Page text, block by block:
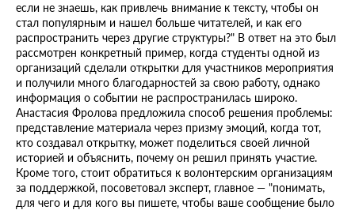
если не знаешь, как привлечь внимание к тексту, чтобы он
стал популярным и нашел больше читателей, и как его
распространить через другие структуры?" В ответ на это был
рассмотрен конкретный пример, когда студенты одной из
организаций сделали открытки для участников мероприятия
и получили много благодарностей за свою работу, однако
информация о событии не распространилась широко.
Анастасия Фролова предложила способ решения проблемы:
представление материала через призму эмоций, когда тот,
кто создавал открытку, может поделиться своей личной
историей и объяснить, почему он решил принять участие.
Кроме того, стоит обратиться к волонтерским организациям
за поддержкой, посоветовал эксперт, главное — "понимать,
для чего и для кого вы пишете, чтобы ваше сообщение было